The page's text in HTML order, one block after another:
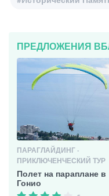
ПРЕДЛОЖЕНИЯ
ПАРАГЛАЙДИНГ ·
ПРИКЛЮЧЕНЧЕСКИЙ ТУР
Полет на параплане в
Гонио